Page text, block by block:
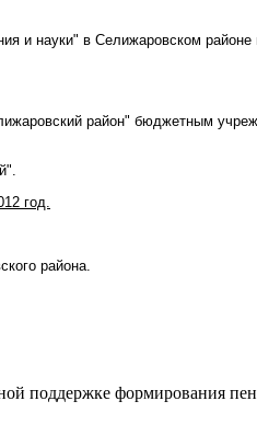
и науки" в Селижаровском районе
район" бюджетным
год.
района.
поддержке формирования